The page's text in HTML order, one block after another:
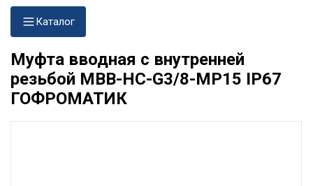
Каталог
Муфта вводная с внутренней
резьбой МВВ-НС-G3/8-МР15 IP67
ГОФРОМАТИК